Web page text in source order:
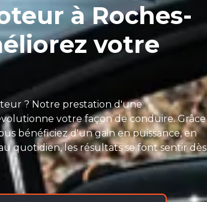
à Roches-
votre
? Notre prestation d'une
votre façon de conduire. Grâce
bénéficiez d'un gain en puissance, en
quotidien, les résultats se font sentir dès